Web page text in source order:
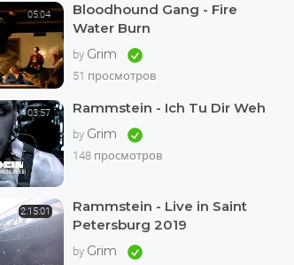
05:04
Bloodhound Gang - Fire
Water Burn
by Grim
51 просмотров
03:57 Rammstein - Ich Tu Dir Weh
by Grim
148 просмотров
2:15:01
Rammstein - Live in Saint
Petersburg 2019
by Grim